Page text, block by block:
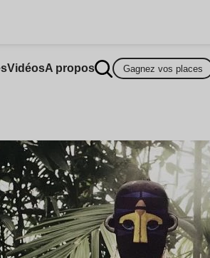
VidéosA propos Gagnez vos places